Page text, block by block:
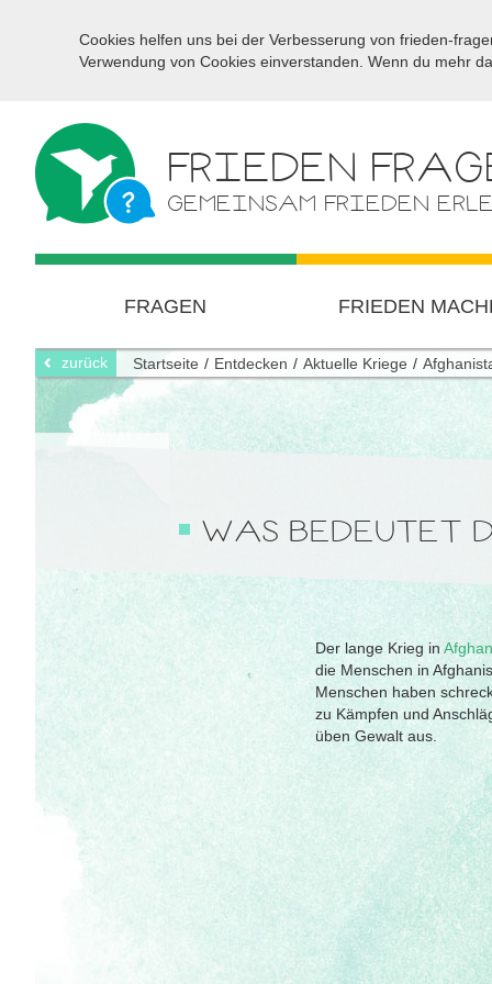
Cookies helfen uns bei der Verbesserung von frieden-
Verwendung von Cookies einverstanden. Wenn du mehr
FRIEDEN
GEMEINSAM FRIEDEN
FRAGEN FRIEDEN
zurück Startseite Entdecken Aktuelle Kriege
WAS BEDEUTET
Der lange Krieg in
die Menschen in
Menschen haben
zu Kämpfen und
üben Gewalt aus.